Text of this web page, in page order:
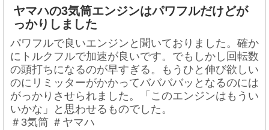
ヤマハの3気筒エンジンはパワフルだけどが
っかりしました
パワフルで良いエンジンと聞いておりました。確か
にトルクフルで加速が良いです。でもしかし回転数
の頭打ちになるのが早すぎる。もうひと伸び欲しい
のにリミッターがかかってババババッとなるのには
がっかりさせられました。「このエンジンはもうい
いかな」と思わせるものでした。
＃3気筒 ＃ヤマハ